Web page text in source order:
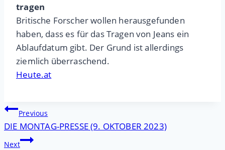
tragen
Britische Forscher wollen herausgefunden
haben, dass es für das Tragen von Jeans ein
Ablaufdatum gibt. Der Grund ist allerdings
ziemlich überraschend.
Heute.at
Beitragsnavigation
Previous
DIE MONTAG-PRESSE (9. OKTOBER 2023)
Next